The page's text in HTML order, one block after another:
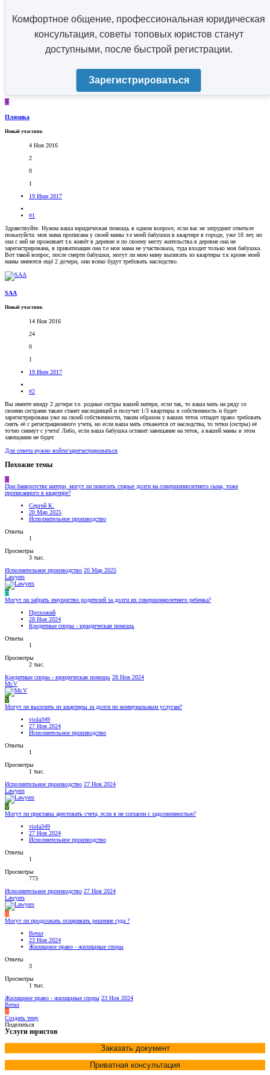
Комфортное общение, профессиональная юридическая
консультация, советы топовых юристов станут
доступными, после быстрой регистрации.
Зарегистрироваться
П
Плюшка
Новый участник
4 Ноя 2016
2
0
1
19 Июн 2017
#1
Здравствуйте. Нужна ваша юридическая помощь в одном вопросе, если вас не затруднит ответьте
пожалуйста: моя мама прописана у своей мамы т.е моей бабушки в квартире в городе, уже 18 лет, но
она с ней не проживает т.к живёт в деревне и по своему месту жительства в деревне она не
зарегистрирована, в приватизации она т.е моя мама не участвовала, туда входит только моя бабушка.
Вот такой вопрос, после смерти бабушки, могут ли мою маму выписать из квартиры т.к кроме моей
мамы имеются ещё 2 дочери, они всяко будут требовать наследство.
SAA
Новый участник
14 Ноя 2016
24
0
1
19 Июн 2017
#2
Вы имеете ввиду 2 дочери т.е. родные сестры вашей матери, если так, то ваша мать на ряду со
своими сестрами также станет наследницей и получит 1/3 квартиры в собственность и будет
зарегистрирована уже на своей собственности, таким образом у ваших теток отпадет право требовать
снять её с регистрационного учета, но если ваша мать откажется от наследства, то тетки (сестры) её
точно снимут с учета! Либо, если ваша бабушка оставит завещание на теток, а вашей мамы в этом
завещании не будет.
Для ответа нужно войти/зарегистрироваться
Похожие темы
С
При банкротстве матери, могут ли повесить старые долги на совершеннолетнего сына, тоже
прописанного в квартире?
Сергей К.
20 Мар 2025
Исполнительное производство
Ответы
1
Просмотры
3 тыс.
Исполнительное производство 20 Мар 2025
Lawyers
П
Могут ли забрать имущество родителей за долги их совершеннолетнего ребенка?
Прохожий
28 Ноя 2024
Кредитные споры - юридическая помощь
Ответы
1
Просмотры
2 тыс.
Кредитные споры - юридическая помощь 28 Ноя 2024
Mr.V
V
Могут ли выселить из квартиры за долги по коммунальным услугам?
viola349
27 Ноя 2024
Исполнительное производство
Ответы
1
Просмотры
1 тыс.
Исполнительное производство 27 Ноя 2024
Lawyers
V
Могут ли приставы арестовать счета, если я не согласен с задолженностью?
viola349
27 Ноя 2024
Исполнительное производство
Ответы
1
Просмотры
773
Исполнительное производство 27 Ноя 2024
Lawyers
В
Могут ли продолжать оспаривать решение суда ?
Ветал
23 Ноя 2024
Жилищное право - жилищные споры
Ответы
3
Просмотры
1 тыс.
Жилищное право - жилищные споры 23 Ноя 2024
Ветал
В
Создать тему
Поделиться
Услуги юристов
Заказать документ
Приватная консультация